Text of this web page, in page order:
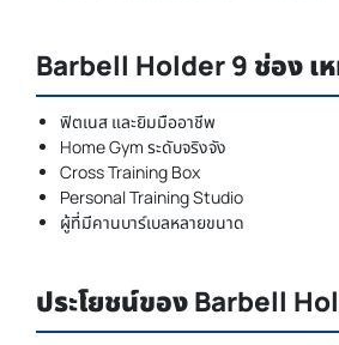
Barbell Holder 9 ช่อง เห
ฟิตเนส และยิมมืออาชีพ
Home Gym ระดับจริงจัง
Cross Training Box
Personal Training Studio
ผู้ที่มีคานบาร์เบลหลายขนาด
ประโยชน์ของ Barbell